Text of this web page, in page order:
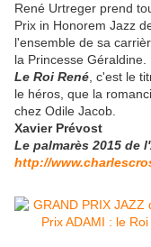
René Urtreger prend
Prix in Honorem Jazz
l'ensemble de sa
la Princesse Géraldine.
Le Roi René , c'est le
le héros, que la
chez Odile Jacob.
Xavier Prévost
Le palmarès 2015 de
http://